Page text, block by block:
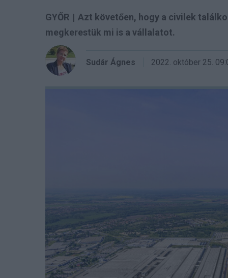
GYŐR | Azt követően, hogy a civilek
megkerestük mi is a vállalatot.
Sudár Ágnes 2022. október 25.